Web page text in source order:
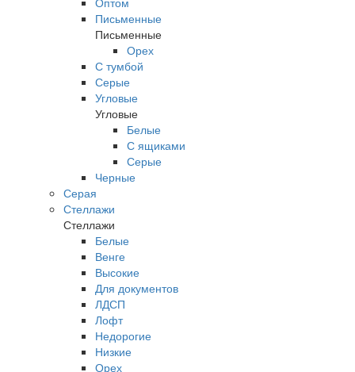
Письменные
Письменные
Орех
С тумбой
Серые
Угловые
Угловые
Белые
С ящиками
Серые
Черные
Серая
Стеллажи
Стеллажи
Белые
Венге
Высокие
Для документов
ЛДСП
Лофт
Недорогие
Низкие
Орех